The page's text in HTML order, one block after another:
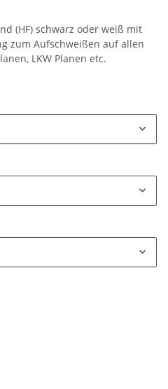
(HF) schwarz oder weiß mit
zum Aufschweißen auf allen
LKW Planen etc.